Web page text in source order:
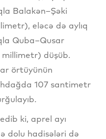
Balakən–Şəki
eləcə də aylıq
Quba–Qusar
millimetr) düşüb.
örtüyünün
107 santimetr
ki, aprel ayı
dolu hadisələri də